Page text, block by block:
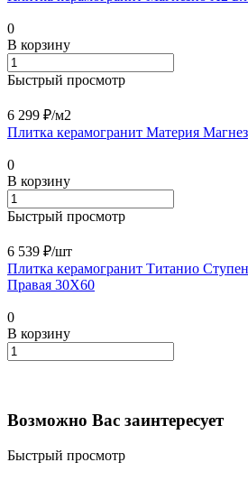
0
В корзину
Быстрый просмотр
6 299 ₽/м2
Плитка керамогранит Материя
0
В корзину
Быстрый просмотр
6 539 ₽/шт
Плитка керамогранит Титанио
Правая 30X60
0
В корзину
Возможно Вас заинтересует
Быстрый просмотр